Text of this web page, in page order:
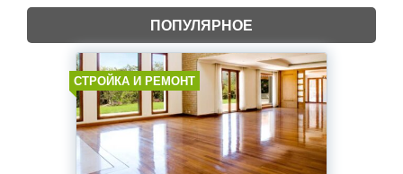
ПОПУЛЯРНОЕ
СТРОЙКА И РЕМОНТ